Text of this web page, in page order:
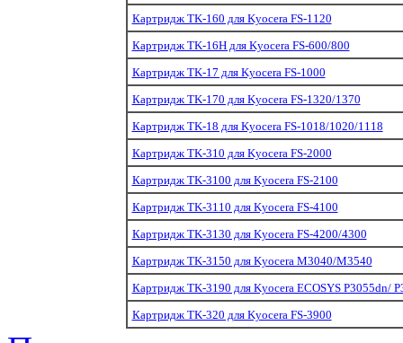
Картридж TK-160 для Kyocera FS-1120
Картридж TK-16H для Kyocera FS-600/800
Картридж TK-17 для Kyocera FS-1000
Картридж TK-170 для Kyocera FS-1320/1370
Картридж TK-18 для Kyocera FS-1018/1020/1118
Картридж TK-310 для Kyocera FS-2000
Картридж TK-3100 для Kyocera FS-2100
Картридж TK-3110 для Kyocera FS-4100
Картридж TK-3130 для Kyocera FS-4200/4300
Картридж TK-3150 для Kyocera M3040/M3540
Картридж TK-3190 для Kyocera ECOSYS P3055dn/
Картридж TK-320 для Kyocera FS-3900